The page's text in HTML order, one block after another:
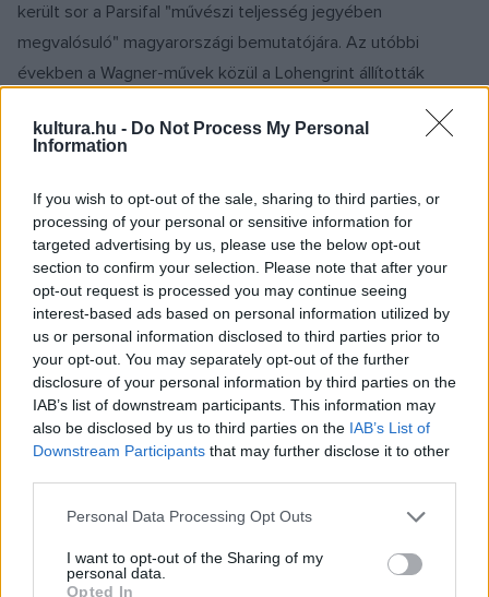
kultura.hu - Do Not Process My Personal
Information
If you wish to opt-out of the sale, sharing to third parties, or
processing of your personal or sensitive information for
targeted advertising by us, please use the below opt-out
section to confirm your selection. Please note that after your
opt-out request is processed you may continue seeing
interest-based ads based on personal information utilized by
us or personal information disclosed to third parties prior to
your opt-out. You may separately opt-out of the further
disclosure of your personal information by third parties on the
IAB’s list of downstream participants. This information may
also be disclosed by us to third parties on the IAB’s List of
Downstream Participants that may further disclose it to other
Please note that this website/app uses one or more Google
not limited to your visit or usage behaviour. You may click to
grant or deny consent to Google and its third-party tags to
Personal Data Processing Opt Outs
I want to opt-out of the Sharing of my
personal data.
Opted In
került sor a Parsifal "művészi teljesség jegyében
megvalósuló" magyarországi bemutatójára. Az utóbbi
években a Wagner-művek közül a Lohengrint állították
színpadra. A zeneszerző dédunokája, Katharina rendezését
rajongás vagy elutasítás kísérte.
együttesek vendégjátékai. Fellépett a Gyagilev vezette
Orosz Balett Nizsinszkijjel és Anna Pavlovával; láthatták a
müncheni, berlini, drezdai opera, a milánói Scala, a bécsi
Theater an der Wien és Volkstheater előadásait; valamint a
korszak énekesei közül a legnagyobbakat: Alpár Gittát,
Fjodor Saljapint, Titta Ruffót, sőt Vasszia Osszipovna női
tenoristát. Vezényelt Vaszy Viktor, Ferencsik János, Sergio
Failoni és Wilhelm Furtwängler; jegyet válthattak Liugi
Pirandello és Max Reinhardt társulatának és a japán Császári
játszotta, és 2001-ben itt énekelt először Magyarországon
José Cura. A hatvanas-hetvenes évektől számos nem
komolyzenei hangversenyt tartottak az épület falai között.